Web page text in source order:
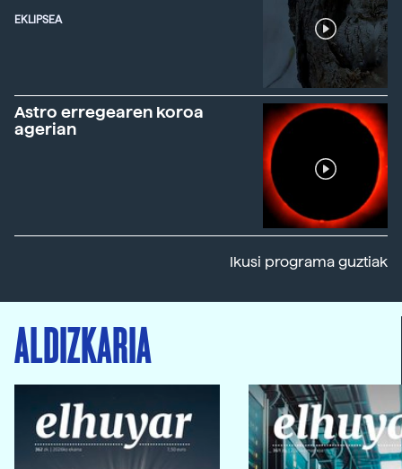
EKLIPSEA
Astro erregearen koroa
agerian
Ikusi programa guztiak
ALDIZKARIA